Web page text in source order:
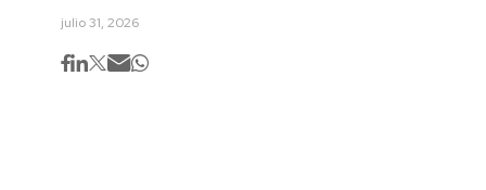
julio 31, 2026